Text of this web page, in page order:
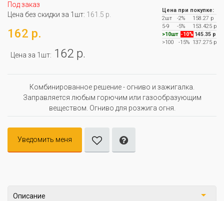
Под заказ
Цена без скидки за 1шт: 161.5 р.
162 р.
Цена за 1шт: 162 р.
Цена при покупке:
2шт
-2%
158.27 р
5-9
-5%
153.425 р
>10шт -10% 145.35 р
>100
-15% 137.275 р
Комбинированное решение - огниво и зажигалка.
Заправляется любым горючим или газообразующим
веществом. Огниво для розжига огня.
Уведомить меня
Описание